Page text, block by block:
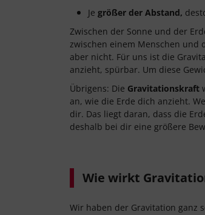
Je größer der Abstand,
Zwischen der Sonne und der
zwischen einem Menschen und
aber nicht. Für uns ist die
anzieht, spürbar. Um diese
Übrigens: Die Gravitationskraft
an, wie die Erde dich anzieht.
dir. Das liegt daran, dass die
deshalb bei dir eine größere
Wie wirkt
Wir haben der Gravitation ganz